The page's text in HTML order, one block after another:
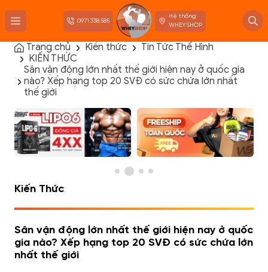
TRANG CHỦ
FLASH SALE
THANH LÝ
DANH MỤC SẢN PHẨM
THƯƠNG HIỆU
KIẾN THỨC TẬP LUYỆN
HỆ THỐNG CỬA HÀNG
0971.338.585
Hệ thống
WHEYSHOP
Trang chủ Kiến thức
Tin Tức Thể Hình
KIẾN THỨC
Sân vận động lớn nhất thế giới hiện nay ở quốc gia
nào? Xếp hạng top 20 SVĐ có sức chứa lớn nhất
thế giới
Kiến Thức
Sân vận động lớn nhất thế giới hiện nay ở quốc
gia nào? Xếp hạng top 20 SVĐ có sức chứa lớn
nhất thế giới